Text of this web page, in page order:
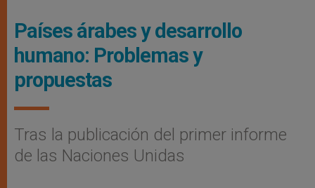
Países árabes y desarrollo
humano: Problemas y
propuestas
Tras la publicación del primer informe
de las Naciones Unidas